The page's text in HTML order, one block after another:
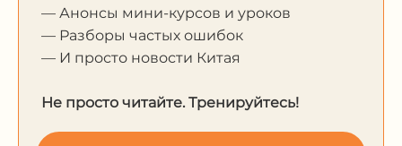
— Анонсы мини-курсов и уроков
— Разборы частых ошибок
— И просто новости Китая
Не просто читайте. Тренируйтесь!